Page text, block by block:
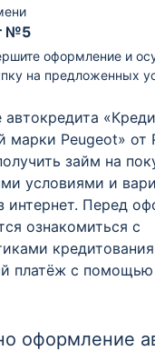
№5
оформление и
на предложенных
марки Peugeot» от
займ на
условиями и
интернет. Перед
ознакомиться с
платёж с помощью
оформление